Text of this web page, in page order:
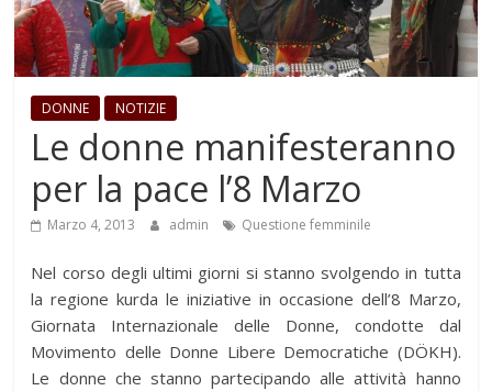
DONNE NOTIZIE
Le donne manifesteranno
per la pace l’8 Marzo
Marzo 4, 2013 admin Questione femminile
Nel corso degli ultimi giorni si stanno svolgendo in tutta
la regione kurda le iniziative in occasione dell’8 Marzo,
Giornata Internazionale delle Donne, condotte dal
Movimento delle Donne Libere Democratiche (DÖKH).
Le donne che stanno partecipando alle attività hanno